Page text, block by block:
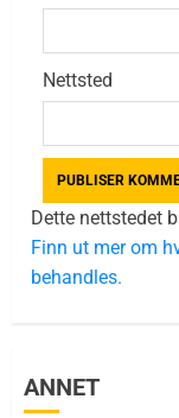
Nettsted
Dette nettstedet
Finn ut mer om
behandles.
ANNET